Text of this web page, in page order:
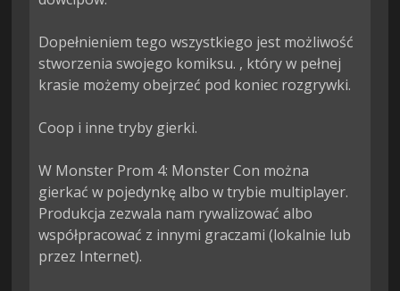
Dopełnieniem tego wszystkiego jest możliwość
stworzenia swojego komiksu. , który w pełnej
krasie możemy obejrzeć pod koniec rozgrywki.
Coop i inne tryby gierki.
W Monster Prom 4: Monster Con można
gierkać w pojedynkę albo w trybie multiplayer.
Produkcja zezwala nam rywalizować albo
współpracować z innymi graczami (lokalnie lub
przez Internet).